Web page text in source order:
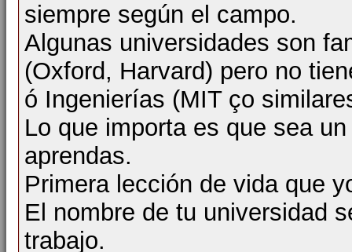
siempre según el campo.
Algunas universidades son
(Oxford, Harvard) pero no
ó Ingenierías (MIT ço
Lo que importa es que sea
aprendas.
Primera lección de vida que
El nombre de tu universidad
trabajo.